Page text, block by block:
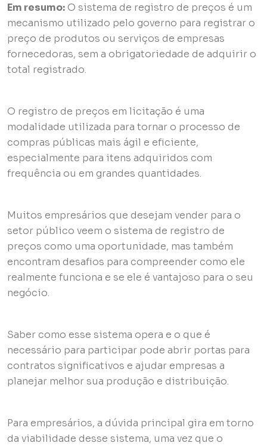
Em resumo: O sistema de registro de preços é um
mecanismo utilizado pelo governo para registrar o
preço de produtos ou serviços de empresas
fornecedoras, sem a obrigatoriedade de adquirir o
total registrado.
O registro de preços em licitação é uma
modalidade utilizada para tornar o processo de
compras públicas mais ágil e eficiente,
especialmente para itens adquiridos com
frequência ou em grandes quantidades.
Muitos empresários que desejam vender para o
setor público veem o sistema de registro de
preços como uma oportunidade, mas também
encontram desafios para compreender como ele
realmente funciona e se ele é vantajoso para o seu
negócio.
Saber como esse sistema opera e o que é
necessário para participar pode abrir portas para
contratos significativos e ajudar empresas a
planejar melhor sua produção e distribuição.
Para empresários, a dúvida principal gira em torno
da viabilidade desse sistema, uma vez que o